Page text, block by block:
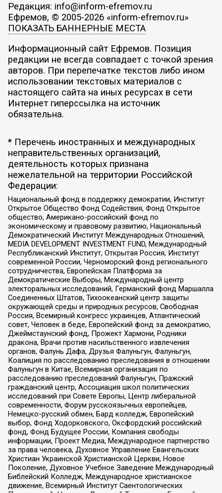
Редакция: info@inform-efremov.ru
Ефремов, © 2005-2026 «inform-efremov.ru»
ПОКАЗАТЬ БАННЕРНЫЕ МЕСТА
Информационный сайт Ефремов. Позиция
редакции не всегда совпадает с точкой зрения
авторов. При перепечатке текстов либо ином
использовании текстовых материалов с
настоящего сайта на иных ресурсах в сети
Интернет гиперссылка на источник
обязательна.
* Перечень иностранных и международных
неправительственных организаций,
деятельность которых признана
нежелательной на территории Российской
Федерации:
Национальный фонд в поддержку демократии, Институт
Открытое Общество Фонд Содействия, Фонд Открытое
общество, Американо-российский фонд по
экономическому и правовому развитию, Национальный
Демократический Институт Международных Отношений,
MEDIA DEVELOPMENT INVESTMENT FUND, Международный
Республиканский Институт, Открытая Россия, Институт
современной России, Черноморский фонд регионального
сотрудничества, Европейская Платформа за
Демократические Выборы, Международный центр
электоральных исследований, Германский фонд Маршалла
Соединенных Штатов, Тихоокеанский центр защиты
окружающей среды и природных ресурсов, Свободная
Россия, Всемирный конгресс украинцев, Атлантический
совет, Человек в беде, Европейский фонд за демократию,
Джеймстаунский фонд, Прожект Хармони, Родники
дракона, Врачи против насильственного извлечения
органов, Фалунь Дафа, Друзья Фалуньгун, Фалуньгун,
Коалиция по расследованию преследования в отношении
Фалуньгун в Китае, Всемирная организация по
расследованию преследований Фалуньгун, Пражский
гражданский центр, Ассоциация школ политических
исследований при Совете Европы, Центр либеральной
современности, Форум русскоязычных европейцев,
Немецко-русский обмен, Бард колледж, Европейский
выбор, Фонд Ходорковского, Оксфордский российский
фонд, Фонд Будущее России, Компания свободы
информации, Проект Медиа, Международное партнерство
за права человека, Духовное Управление Евангельских
Христиан Украинской Христианской Церкви, Новое
Поколение, Духовное Учебное Заведение Международный
Библейский Колледж, Международное христианское
движение, Всемирный Институт Саентологических